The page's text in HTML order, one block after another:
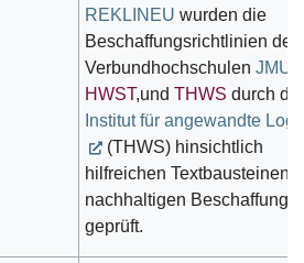
REKLINEU wurden die
Beschaffungsrichtlinien der
Verbundhochschulen JMU
HWST,und THWS durch
Institut für angewandte
(THWS) hinsichtlich
hilfreichen Textbausteinen
nachhaltigen Beschaffung
geprüft.